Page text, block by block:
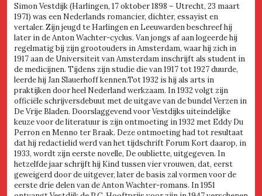
Simon Vestdijk (Harlingen, 17 oktober 1898 – Utrecht, 23 maart
1971) was een Nederlands romancier, dichter, essayist en
vertaler. Zijn jeugd te Harlingen en Leeuwarden beschreef hij
later in de Anton Wachter-cyclus. Van jongs af aan logeerde hij
regelmatig bij zijn grootouders in Amsterdam, waar hij zich in
1917 aan de Universiteit van Amsterdam inschrijft als student in
de medicijnen. Tijdens zijn studie die van 1917 tot 1927 duurde,
leerde hij Jan Slauerhoff kennen.Tot 1932 is hij als arts in
praktijken door heel Nederland werkzaam. In 1932 volgt zijn
officiële schrijversdebuut met de uitgave van de bundel Verzen in
De Vrije Bladen. Doorslaggevend voor Vestdijks uiteindelijke
keuze voor de literatuur is zijn ontmoeting in 1932 met Eddy Du
Perron en Menno ter Braak. Deze ontmoeting had tot resultaat
dat hij redactielid werd van het tijdschrift Forum Kort daarop, in
1933, wordt zijn eerste novelle, De oubliette, uitgegeven. In
hetzelfde jaar schrijft hij Kind tussen vier vrouwen, dat, eerst
geweigerd door de uitgever, later de basis zal vormen voor de
eerste drie delen van de Anton Wachter-romans. In 1951